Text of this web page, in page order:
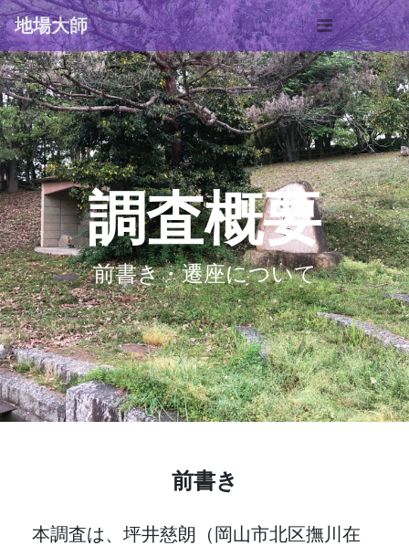
地場大師
調査概要
前書き・遷座について
前書き
本調査は、坪井慈朗（岡山市北区撫川在